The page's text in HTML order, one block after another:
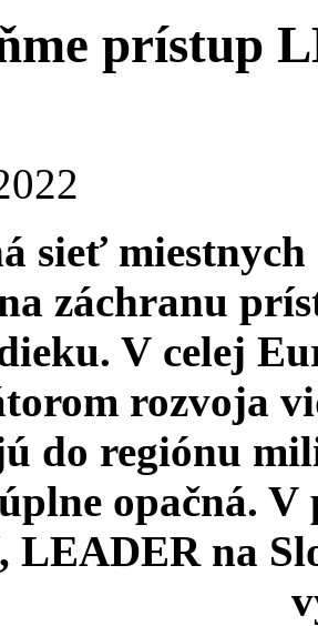
prístup
sieť
záchranu
V celej
rozvoja
do regiónu
opačná.
LEADER na